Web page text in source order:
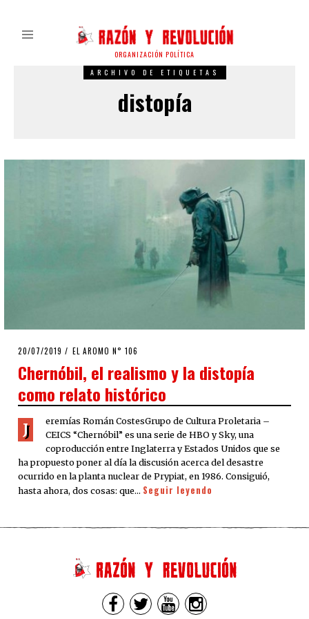
ORGANIZACIÓN POLÍTICA
ARCHIVO DE ETIQUETAS
distopía
POSTED
20/07/2019 20/07/2019
EL AROMO N° 106
Chernóbil, el realismo y la distopía
como relato histórico
J
eremías Román CostesGrupo de Cultura Proletaria –
CEICS “Chernóbil” es una serie de HBO y Sky, una
coproducción entre Inglaterra y Estados Unidos que se
ha propuesto poner al día la discusión acerca del desastre
ocurrido en la planta nuclear de Prypiat, en 1986. Consiguió,
hasta ahora, dos cosas: que… Seguir leyendo